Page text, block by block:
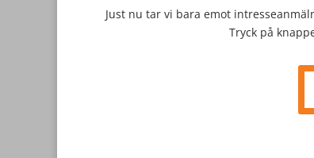
Just nu tar vi bara emot
Tryck på